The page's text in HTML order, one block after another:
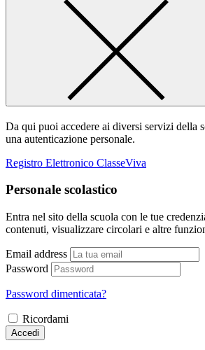
Da qui puoi accedere ai diversi servizi della
una autenticazione personale.
Registro Elettronico ClasseViva
Personale scolastico
Entra nel sito della scuola con le tue
contenuti, visualizzare circolari e altre
Email address
Password
Password dimenticata?
Ricordami
Accedi